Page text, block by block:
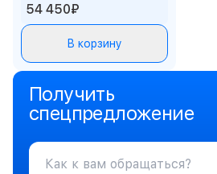
54 450₽
В корзину
Получить
спецпредложение